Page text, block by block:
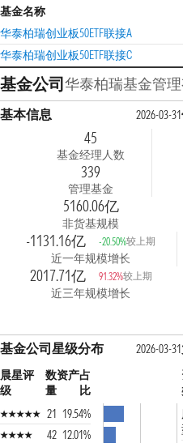
基金名称
华泰柏瑞创业板50ETF联接A
华泰柏瑞创业板50ETF联接C
基金公司华泰柏瑞基金管
基本信息 2026-03-31
45
基金经理人数
339
管理基金
5160.06亿
非货基规模
-1131.16亿 -20.50%较上期
近一年规模增长
2017.71亿 91.32%较上期
近三年规模增长
基金公司星级分布
2026-03-31
晨星评
级
数
量
资产占
比
21 19.54%
42 12.01%